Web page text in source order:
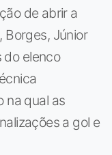
de abrir a
Júnior
do elenco
na qual as
a gol e